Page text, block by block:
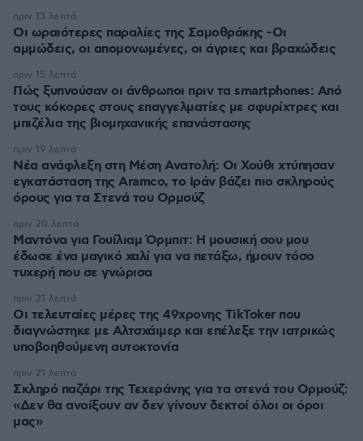
Οι ωραιότερες παραλίες της Σαμοθράκης -Οι
αμμώδεις, οι απομονωμένες, οι άγριες και βραχώδεις
πριν 13 λεπτά
Πώς ξυπνούσαν οι άνθρωποι πριν τα smartphones: Από
τους κόκορες στους επαγγελματίες με σφυρίχτρες και
μπιζέλια της βιομηχανικής επανάστασης
πριν 15 λεπτά
Νέα ανάφλεξη στη Μέση Ανατολή: Οι Χούθι χτύπησαν
εγκατάσταση της Aramco, το Ιράν βάζει πιο σκληρούς
όρους για τα Στενά του Ορμούζ
πριν 19 λεπτά
Μαντόνα για Γουίλιαμ Όρμπιτ: Η μουσική σου μου
έδωσε ένα μαγικό χαλί για να πετάξω, ήμουν τόσο
τυχερή που σε γνώρισα
πριν 20 λεπτά
Οι τελευταίες μέρες της 49χρονης TikToker που
διαγνώστηκε με Αλτσχάιμερ και επέλεξε την ιατρικώς
υποβοηθούμενη αυτοκτονία
πριν 21 λεπτά
Σκληρό παζάρι της Τεχεράνης για τα στενά του Ορμούζ:
«Δεν θα ανοίξουν αν δεν γίνουν δεκτοί όλοι οι όροι
μας»
πριν 21 λεπτά